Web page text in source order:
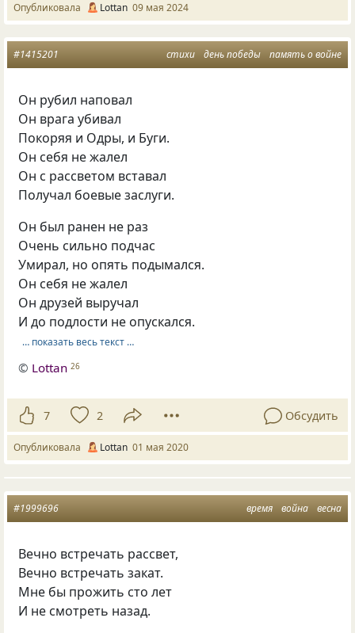
Опубликовала Lottan 09 мая 2024
стихи день победы память о войне
#1415201
Он рубил наповал
Он врага убивал
Покоряя и Одры, и Буги.
Он себя не жалел
Он с рассветом вставал
Получал боевые заслуги.
Он был ранен не раз
Очень сильно подчас
Умирал, но опять подымался.
Он себя не жалел
Он друзей выручал
И до подлости не опускался.
… показать весь текст …
© Lottan 26
7 2 Обсудить
Опубликовала Lottan 01 мая 2020
время война весна
#1999696
Вечно встречать рассвет,
Вечно встречать закат.
Мне бы прожить сто лет
И не смотреть назад.